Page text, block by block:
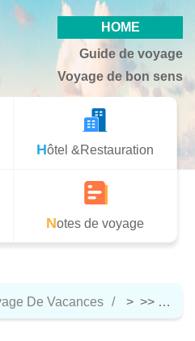
HOME
Guide de voyage
Voyage de bon sens
Hôtel &Restauration
Notes de voyage
De Vacances > >>